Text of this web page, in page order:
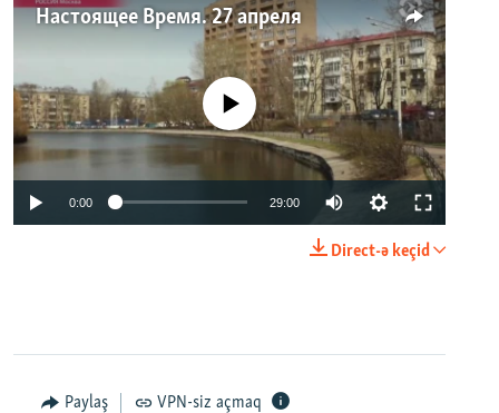
Настоящее Время. 27 апреля
No media source currently available
0:00 29:00
Direct-ə keçid
Paylaş VPN-siz açmaq